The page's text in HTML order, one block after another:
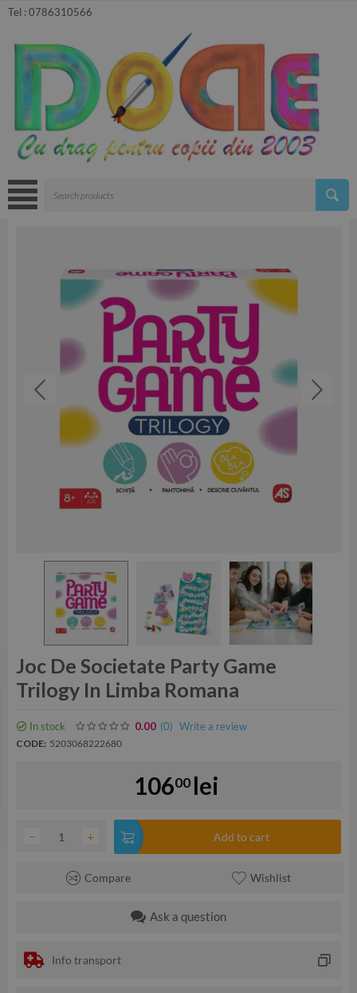
Tel :0786310566
Joc De Societate Party Game
Trilogy In Limba Romana
In stock 0.00 (0) Write a review
CODE: 5203068222680
10600 lei
+
− Add to cart
Compare Wishlist
Ask a question
Info transport